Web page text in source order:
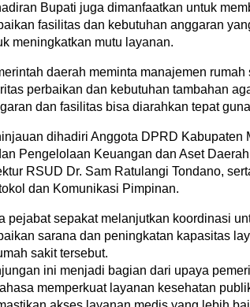
Bupati juga dimanfaatkan untuk
fasilitas dan kebutuhan anggaran
meningkatkan mutu layanan.
daerah meminta manajemen rumah
perbaikan dan kebutuhan tambahan
dan fasilitas bisa diarahkan tepat
dihadiri Anggota DPRD Kabupaten
Pengelolaan Keuangan dan Aset
RSUD Dr. Sam Ratulangi Tondano,
dan Komunikasi Pimpinan.
pejabat sepakat melanjutkan koordinasi
sarana dan peningkatan kapasitas
sakit tersebut.
ini menjadi bagian dari upaya
memperkuat layanan kesehatan